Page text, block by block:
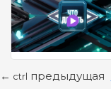
← ctrl предыдущая